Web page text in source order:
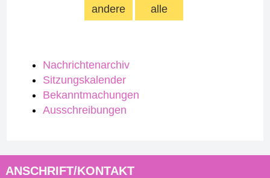
Nachrichtenarchiv
Sitzungskalender
Bekanntmachungen
Ausschreibungen
alle
andere
ANSCHRIFT/KONTAKT